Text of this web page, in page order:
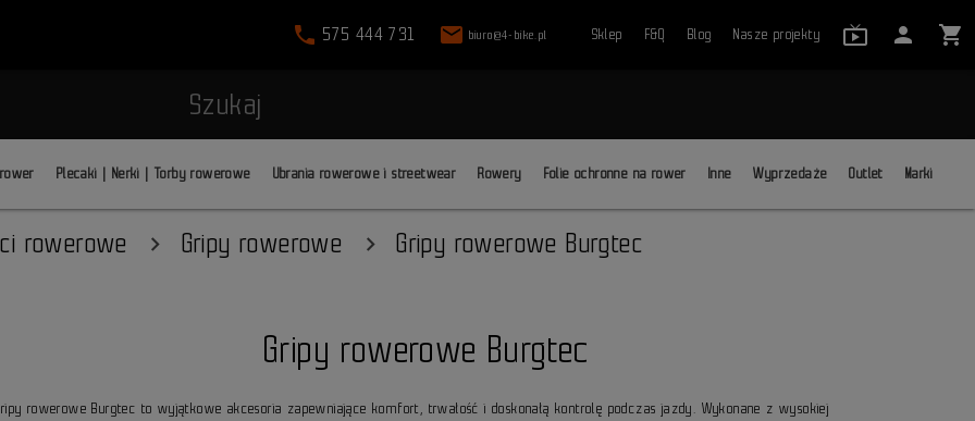
phone 575 444 731 mail biuro@4-bike.pl Sklep F&Q Blog Nasze projekty live_tv_24
person shopping_cart
Szukaj
Plecaki | Nerki | Torby rowerowe Ubrania rowerowe i streetwear Rowery Folie ochronne na rower Inne Wyprzedaże Outlet Marki
rowerowe Gripy rowerowe Gripy rowerowe Burgtec
Gripy rowerowe Burgtec
rowerowe Burgtec to wyjątkowe akcesoria zapewniające komfort, trwałość i doskonałą kontrolę podczas jazdy. Wykonane z wysokiej